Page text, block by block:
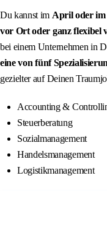
Du kannst im April oder
vor Ort oder ganz flexibel
bei einem Unternehmen in
eine von fünf
gezielter auf Deinen
Accounting &
Steuerberatung
Sozialmanagement
Handelsmanagement
Logistikmanagement